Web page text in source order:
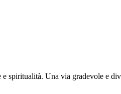
e spiritualità. Una via gradevole e